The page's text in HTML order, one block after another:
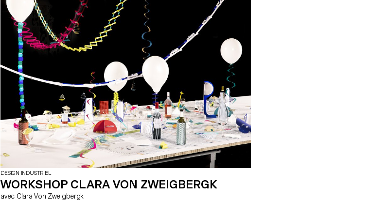
DESIGN INDUSTRIEL
WORKSHOP CLARA VON ZWEIGBERGK
avec Clara Von Zweigbergk